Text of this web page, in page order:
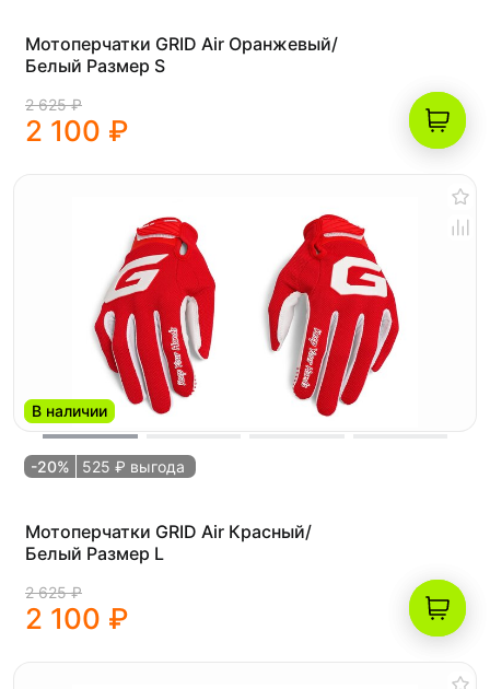
Мотоперчатки GRID Air Оранжевый/
Белый Размер S
2 625 ₽
2 100 ₽
В наличии
-20% 525 ₽ выгода
Мотоперчатки GRID Air Красный/
Белый Размер L
2 625 ₽
2 100 ₽